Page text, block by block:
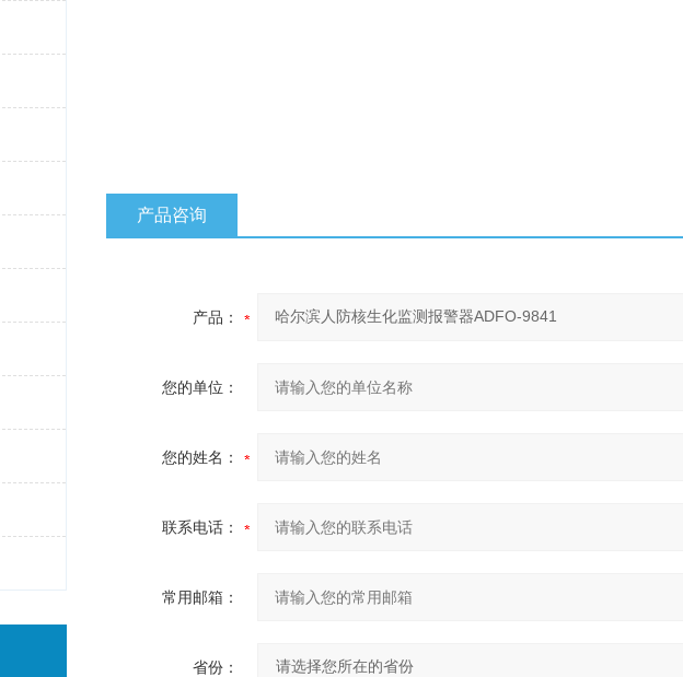
产品咨询
产品：
您的单位：
您的姓名：
联系电话：
常用邮箱：
省份：